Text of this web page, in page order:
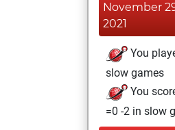
November
2021
You
slow games
You
=0 -2 in slow